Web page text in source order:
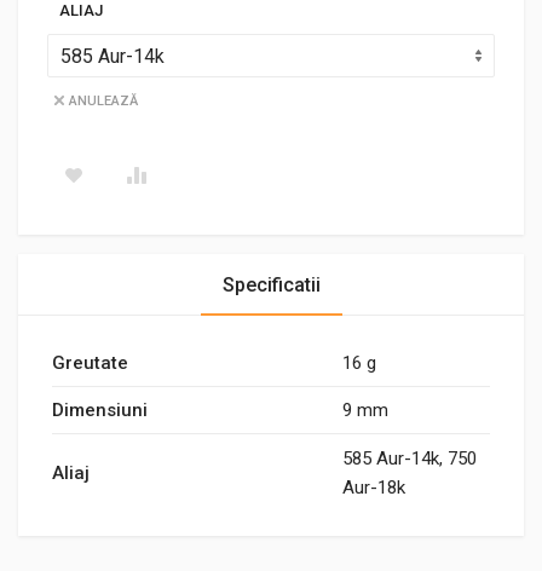
ALIAJ
ANULEAZĂ
Specificatii
Greutate 16 g
Dimensiuni 9 mm
Aliaj
585 Aur-14k, 750
Aur-18k